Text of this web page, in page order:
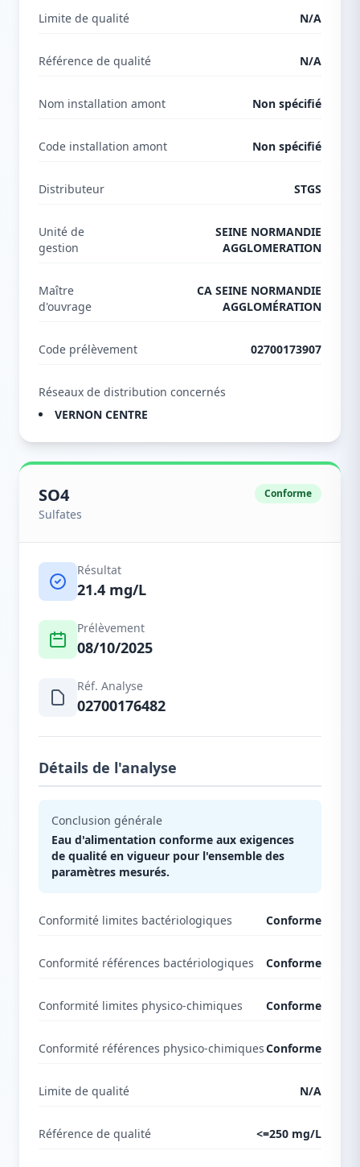
Limite de qualité N/A
Référence de qualité N/A
Nom installation amont Non spécifié
Code installation amont Non spécifié
Distributeur STGS
Unité de
gestion
SEINE NORMANDIE
AGGLOMERATION
Maître
d'ouvrage
CA SEINE NORMANDIE
AGGLOMÉRATION
Code prélèvement 02700173907
Réseaux de distribution concernés
VERNON CENTRE
SO4
Sulfates
Conforme
Résultat
21.4 mg/L
Prélèvement
08/10/2025
Réf. Analyse
02700176482
Détails de l'analyse
Conclusion générale
Eau d'alimentation conforme aux exigences
de qualité en vigueur pour l'ensemble des
paramètres mesurés.
Conformité limites bactériologiques Conforme
Conformité références bactériologiques Conforme
Conformité limites physico-chimiques Conforme
Conformité références physico-chimiquesConforme
Limite de qualité N/A
Référence de qualité <=250 mg/L